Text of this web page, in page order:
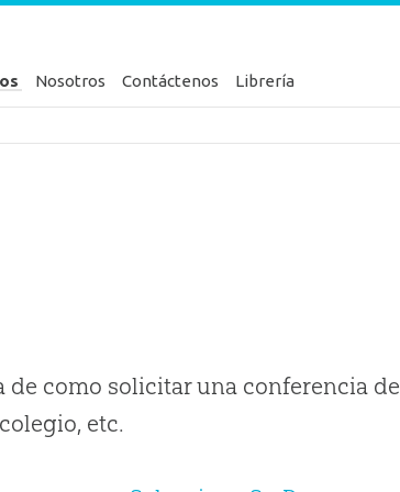
Nosotros Contáctenos Librería
como solicitar una conferencia de
etc.